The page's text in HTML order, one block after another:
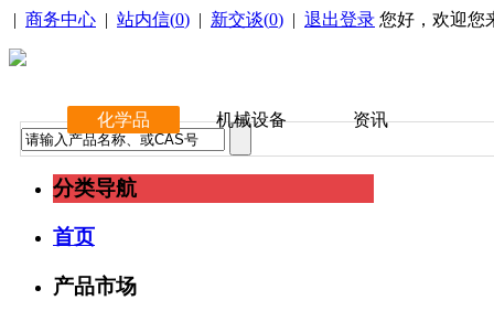
| 商务中心 | 站内信(0) | 新交谈(0) | 退出登录 您好，欢迎您
化学品 机械设备 资讯
分类导航
首页
产品市场